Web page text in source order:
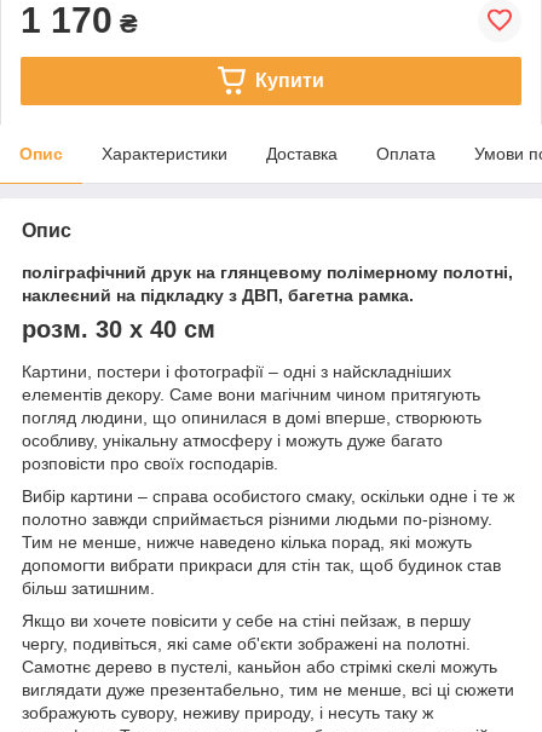
1 170 ₴
Купити
Опис Характеристики Доставка Оплата Умови
Опис
поліграфічний друк на глянцевому полімерному полотні,
наклеєний на підкладку з ДВП, багетна рамка.
розм. 30 х 40 см
Картини, постери і фотографії – одні з найскладніших
елементів декору. Саме вони магічним чином притягують
погляд людини, що опинилася в домі вперше, створюють
особливу, унікальну атмосферу і можуть дуже багато
розповісти про своїх господарів.
Вибір картини – справа особистого смаку, оскільки одне і те ж
полотно завжди сприймається різними людьми по-різному.
Тим не менше, нижче наведено кілька порад, які можуть
допомогти вибрати прикраси для стін так, щоб будинок став
більш затишним.
Якщо ви хочете повісити у себе на стіні пейзаж, в першу
чергу, подивіться, які саме об'єкти зображені на полотні.
Самотнє дерево в пустелі, каньйон або стрімкі скелі можуть
виглядати дуже презентабельно, тим не менше, всі ці сюжети
зображують сувору, неживу природу, і несуть таку ж